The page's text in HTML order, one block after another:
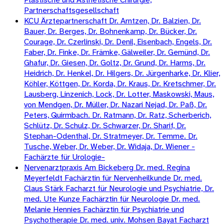
Partnerschaftsgesellschaft
KCU Ärztepartnerschaft Dr. Arntzen, Dr. Balzien, Dr.
Bauer, Dr. Berges, Dr. Bohnenkamp, Dr. Bücker, Dr.
Courage, Dr. Czerlinski, Dr. Denil, Eisenbach, Engels, Dr.
Faber, Dr. Finke, Dr. Främke, Gälweiler, Dr. Gemünd, Dr.
Ghafur, Dr. Giesen, Dr. Goltz, Dr. Grund, Dr. Harms, Dr.
Heidrich, Dr. Henkel, Dr. Hilgers, Dr. Jürgenharke, Dr. Klier,
Köhler, Köttgen, Dr. Korda, Dr. Kraus, Dr. Kretschmer, Dr.
Lausberg, Linzenich, Lock, Dr. Lotter, Maskowski, Maus,
von Mendgen, Dr. Müller, Dr. Nazari Nejad, Dr. Paß, Dr.
Peters, Quirmbach. Dr. Ratmann, Dr. Ratz, Scherberich,
Schlütz, Dr. Schulz, Dr. Schwarzer, Dr. Sharif, Dr.
Stephan-Odenthal, Dr. Stratmeyer, Dr. Temme. Dr.
Tusche, Weber, Dr. Weber, Dr. Widaja, Dr. Wiener -
Fachärzte für Urologie-
Nervenarztpraxis Am Bickeberg Dr. med. Regina
Meyerfeldt Fachärztin für Nervenheilkunde Dr. med.
Claus Stärk Facharzt für Neurologie und Psychiatrie, Dr.
med. Ute Kunze Fachärztin für Neurologie Dr. med.
Melanie Hennies Fachärztin für Psychiatrie und
Psychotherapie Dr. med. univ. Mohsen Bayat Facharzt